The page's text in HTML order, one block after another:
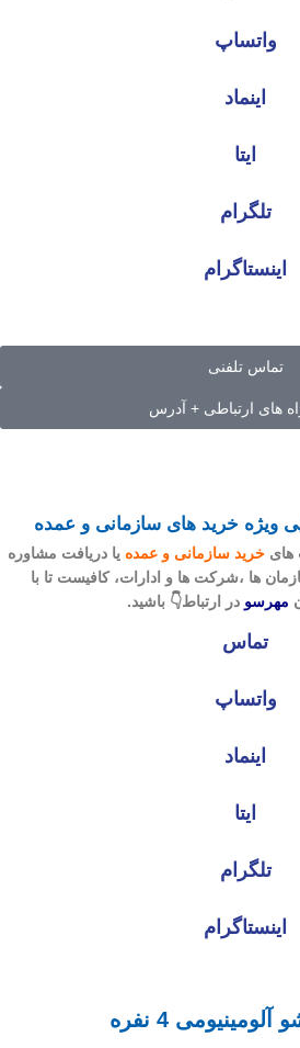
واتساپ
اینماد
ایتا
تلگرام
اینستاگرام
تماس تلفنی
های ارتباطی + آدرس
ویژه خرید های سازمانی و عمده
هایخرید سازمانی و عمده یا دریافت مشاوره
ها ،شرکت ها و ادارات، کافیست تا با
مهرسو در ارتباط👇 باشید.
تماس
واتساپ
اینماد
ایتا
تلگرام
اینستاگرام
4 نفره